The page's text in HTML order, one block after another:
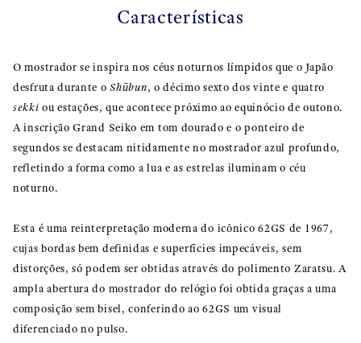
Características
O mostrador se inspira nos céus noturnos límpidos que o Japão
desfruta durante oShūbun, o décimo sexto dos vinte e quatro
sekkiou estações, que acontece próximo ao equinócio de outono.
A inscrição Grand Seiko em tom dourado e o ponteiro de
segundos se destacam nitidamente no mostrador azul profundo,
refletindo a forma como a lua e as estrelas iluminam o céu
noturno.
Esta é uma reinterpretação moderna do icônico 62GS de 1967,
cujas bordas bem definidas e superfícies impecáveis, sem
distorções, só podem ser obtidas através do polimento Zaratsu. A
ampla abertura do mostrador do relógio foi obtida graças a uma
composição sem bisel, conferindo ao 62GS um visual
diferenciado no pulso.